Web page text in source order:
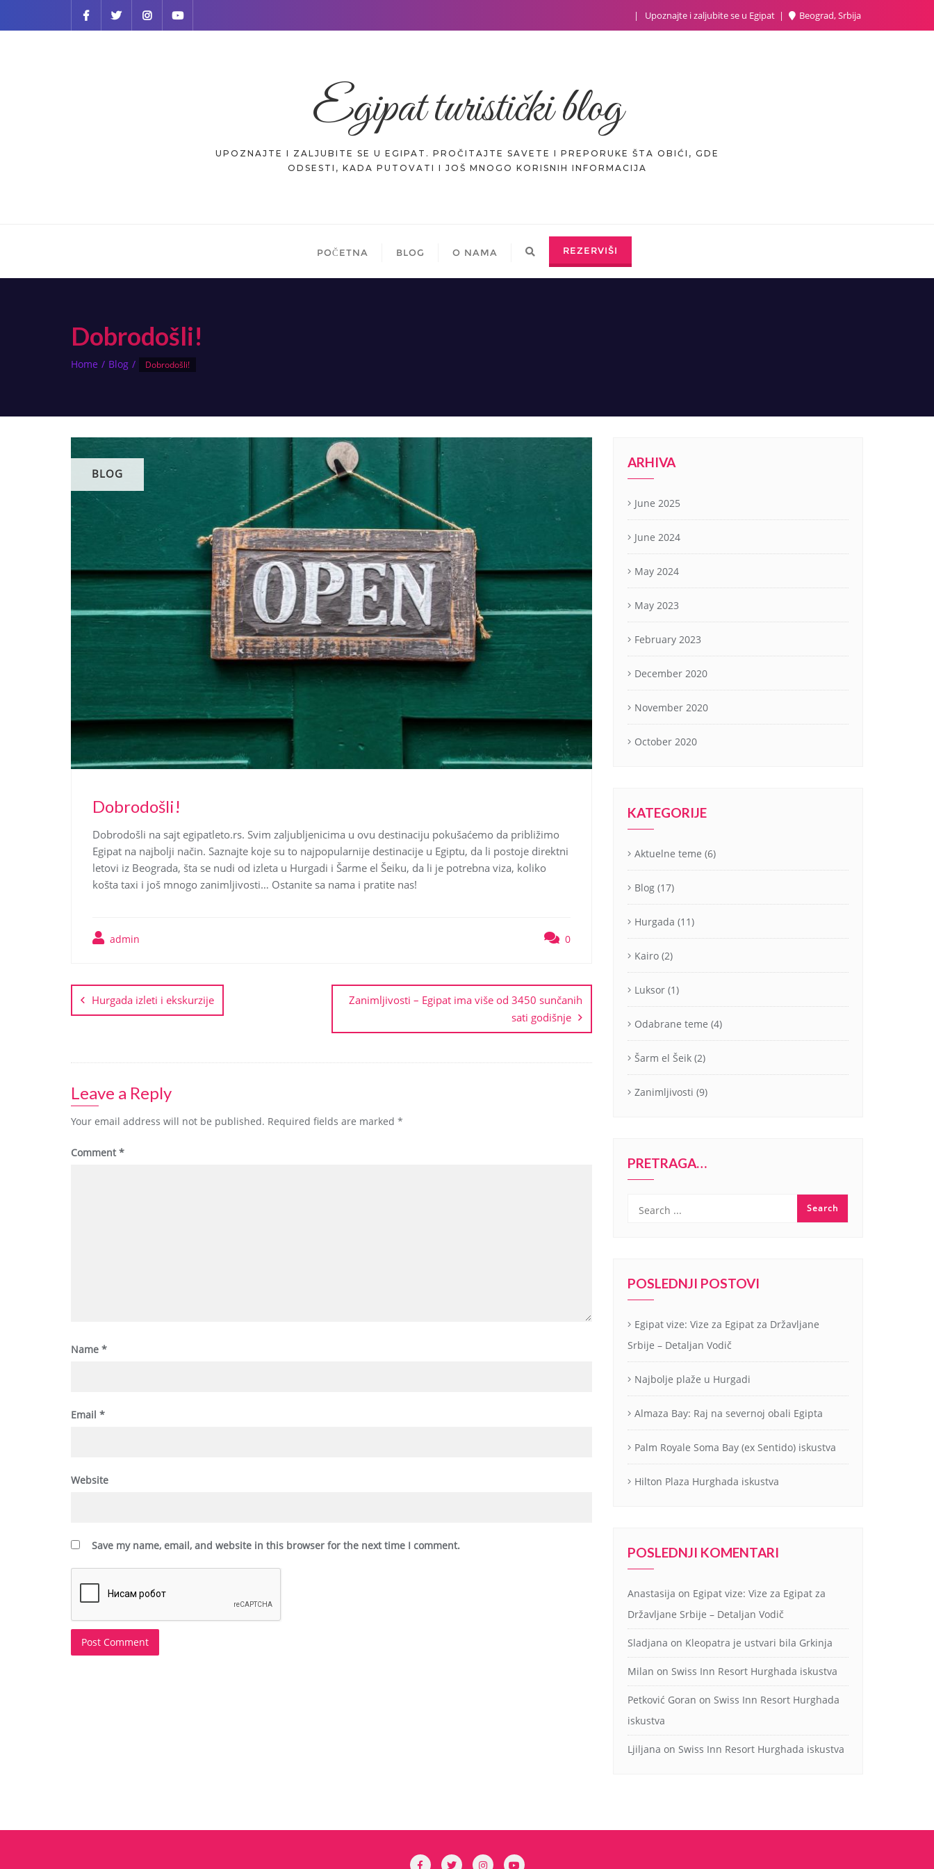
Upoznajte i zaljubite se u Egipat Beograd, Srbija
Egipat turistički blog
UPOZNAJTE I ZALJUBITE SE U EGIPAT. PROČITAJTE SAVETE I PREPORUKE ŠTA OBIĆI, GDE
ODSESTI, KADA PUTOVATI I JOŠ MNOGO KORISNIH INFORMACIJA
POČETNA BLOG O NAMA REZERVIŠI
Dobrodošli!
Home Blog Dobrodošli!
BLOG
Dobrodošli!
Dobrodošli na sajt egipatleto.rs. Svim zaljubljenicima u ovu destinaciju pokušaćemo da približimo
Egipat na najbolji način. Saznajte koje su to najpopularnije destinacije u Egiptu, da li postoje direktni
letovi iz Beograda, šta se nudi od izleta u Hurgadi i Šarme el Šeiku, da li je potrebna viza, koliko
košta taxi i još mnogo zanimljivosti… Ostanite sa nama i pratite nas!
admin 0
Hurgada izleti i ekskurzije
Zanimljivosti – Egipat ima više od 3450 sunčanih
sati godišnje
Leave a Reply
Your email address will not be published. Required fields are marked *
Comment*
Name *
Email *
Website
Save my name, email, and website in this browser for the next time I comment.
ARHIVA
June 2025
June 2024
May 2024
May 2023
February 2023
December 2020
November 2020
October 2020
KATEGORIJE
Aktuelne teme (6)
Blog (17)
Hurgada (11)
Kairo (2)
Luksor (1)
Odabrane teme (4)
Šarm el Šeik (2)
Zanimljivosti (9)
PRETRAGA…
POSLEDNJI POSTOVI
Egipat vize: Vize za Egipat za Državljane
Srbije – Detaljan Vodič
Najbolje plaže u Hurgadi
Almaza Bay: Raj na severnoj obali Egipta
Palm Royale Soma Bay (ex Sentido) iskustva
Hilton Plaza Hurghada iskustva
POSLEDNJI KOMENTARI
Anastasija on Egipat vize: Vize za Egipat za
Državljane Srbije – Detaljan Vodič
Sladjana on Kleopatra je ustvari bila Grkinja
Milan on Swiss Inn Resort Hurghada iskustva
Petković Goran on Swiss Inn Resort Hurghada
iskustva
Ljiljana on Swiss Inn Resort Hurghada iskustva